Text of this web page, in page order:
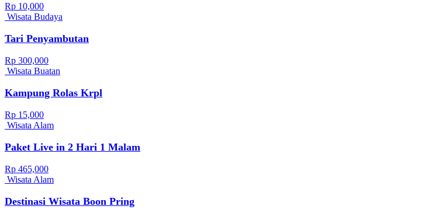
Rp 10,000
Wisata Budaya
Tari Penyambutan
Rp 300,000
Wisata Buatan
Kampung Rolas Krpl
Rp 15,000
Wisata Alam
Paket Live in 2 Hari 1 Malam
Rp 465,000
Wisata Alam
Destinasi Wisata Boon Pring